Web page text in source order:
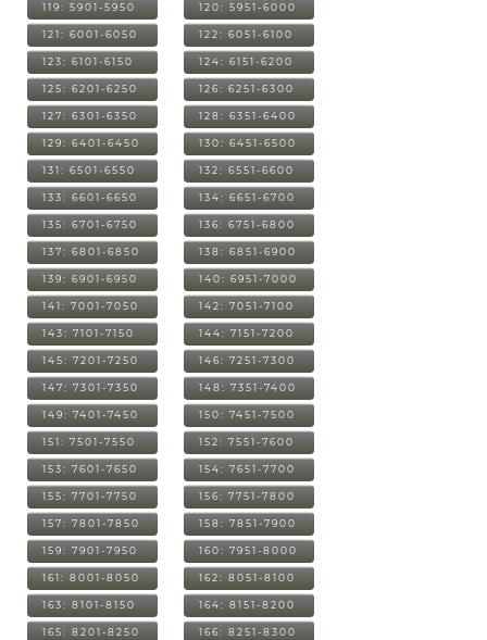
119: 5901-5950 120: 5951-6000
121: 6001-6050 122: 6051-6100
123: 6101-6150 124: 6151-6200
125: 6201-6250 126: 6251-6300
127: 6301-6350 128: 6351-6400
129: 6401-6450 130: 6451-6500
131: 6501-6550 132: 6551-6600
133: 6601-6650 134: 6651-6700
135: 6701-6750 136: 6751-6800
137: 6801-6850 138: 6851-6900
139: 6901-6950 140: 6951-7000
141: 7001-7050 142: 7051-7100
143: 7101-7150 144: 7151-7200
145: 7201-7250 146: 7251-7300
147: 7301-7350 148: 7351-7400
149: 7401-7450 150: 7451-7500
151: 7501-7550 152: 7551-7600
153: 7601-7650 154: 7651-7700
155: 7701-7750 156: 7751-7800
157: 7801-7850 158: 7851-7900
159: 7901-7950 160: 7951-8000
161: 8001-8050 162: 8051-8100
163: 8101-8150 164: 8151-8200
165: 8201-8250 166: 8251-8300